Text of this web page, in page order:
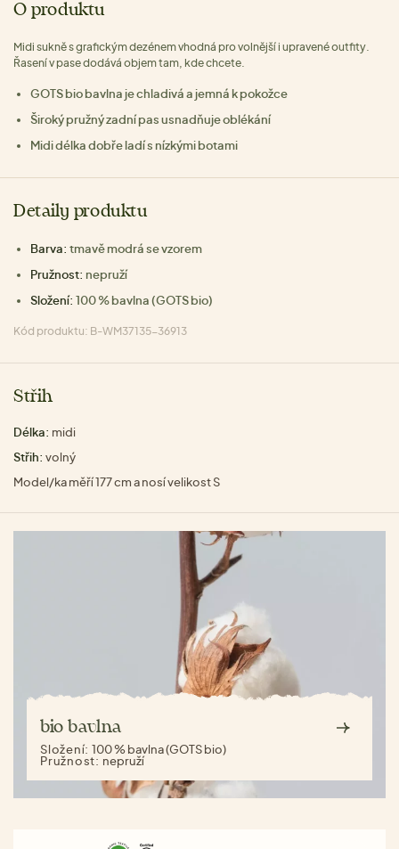
O produktu
Midi sukně s grafickým dezénem vhodná pro volnější i upravené outfity.
Řasení v pase dodává objem tam, kde chcete.
GOTS bio bavlna je chladivá a jemná k pokožce
Široký pružný zadní pas usnadňuje oblékání
Midi délka dobře ladí s nízkými botami
Detaily produktu
Barva: tmavě modrá se vzorem
Pružnost: nepruží
Složení: 100 % bavlna (GOTS bio)
Kód produktu: B-WM37135-36913
Střih
Délka: midi
Střih: volný
Model/ka měří 177 cm a nosí velikost S
bio bavlna
Složení:100 % bavlna (GOTS bio)
Pružnost: nepruží